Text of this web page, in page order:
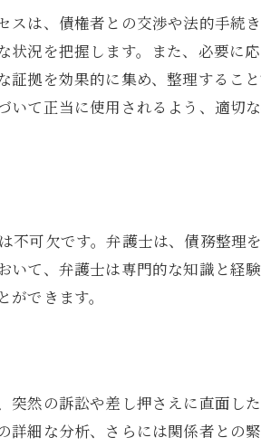
は、債権者との交渉や法的手続
況を把握します。また、必要に
拠を効果的に集め、整理するこ
て正当に使用されるよう、適切
可欠です。弁護士は、債務整理
て、弁護士は専門的な知識と経
できます。
然の訴訟や差し押さえに直面し
細な分析、さらには関係者との緊